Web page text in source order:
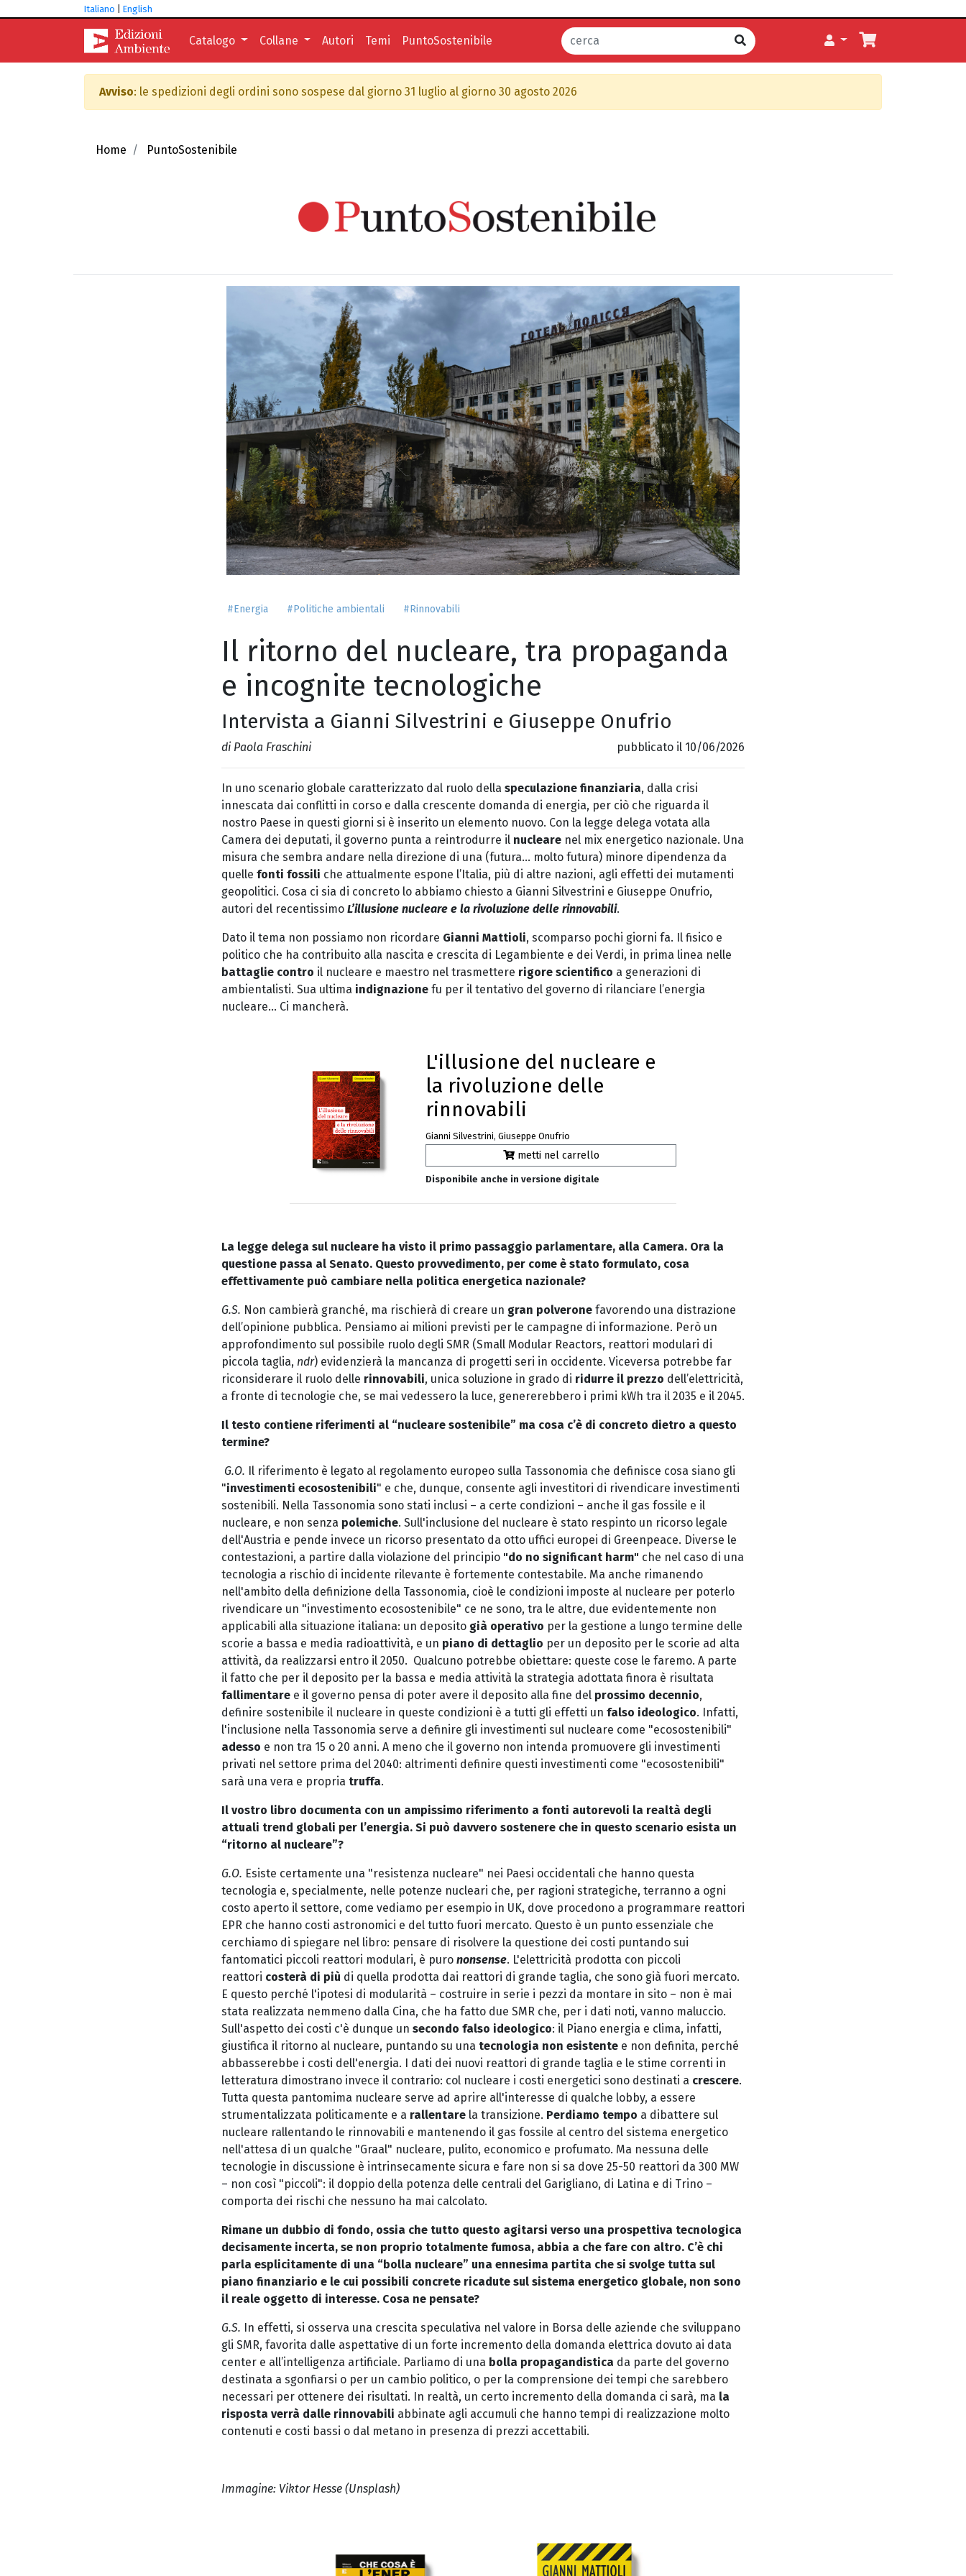
Italiano English
Catalogo Collane Autori Temi PuntoSostenibile
Avviso: le spedizioni degli ordini sono sospese dal giorno 31 luglio al giorno 30 agosto 2026
Home PuntoSostenibile
#Energia #Politiche ambientali #Rinnovabili
Il ritorno del nucleare, tra propaganda
e incognite tecnologiche
Intervista a Gianni Silvestrini e Giuseppe Onufrio
di Paola Fraschini pubblicato il 10/06/2026
In uno scenario globale caratterizzato dal ruolo della speculazione finanziaria, dalla crisi
innescata dai conflitti in corso e dalla crescente domanda di energia, per ciò che riguarda il
nostro Paese in questi giorni si è inserito un elemento nuovo. Con la legge delega votata alla
Camera dei deputati, il governo punta a reintrodurre il nucleare nel mix energetico nazionale. Una
misura che sembra andare nella direzione di una (futura… molto futura) minore dipendenza da
quelle fonti fossili che attualmente espone l’Italia, più di altre nazioni, agli effetti dei mutamenti
geopolitici. Cosa ci sia di concreto lo abbiamo chiesto a Gianni Silvestrini e Giuseppe Onufrio,
autori del recentissimo L’illusione nucleare e la rivoluzione delle rinnovabili.
Dato il tema non possiamo non ricordare Gianni Mattioli, scomparso pochi giorni fa. Il fisico e
politico che ha contribuito alla nascita e crescita di Legambiente e dei Verdi, in prima linea nelle
battaglie contro il nucleare e maestro nel trasmettere rigore scientifico a generazioni di
ambientalisti. Sua ultima indignazione fu per il tentativo del governo di rilanciare l’energia
nucleare… Ci mancherà.
L'illusione del nucleare e
la rivoluzione delle
rinnovabili
Gianni Silvestrini,Giuseppe Onufrio
metti nel carrello
Disponibile anche in versione digitale
La legge delega sul nucleare ha visto il primo passaggio parlamentare, alla Camera. Ora la
questione passa al Senato. Questo provvedimento, per come è stato formulato, cosa
effettivamente può cambiare nella politica energetica nazionale?
G.S. Non cambierà granché, ma rischierà di creare un gran polverone favorendo una distrazione
dell’opinione pubblica. Pensiamo ai milioni previsti per le campagne di informazione. Però un
approfondimento sul possibile ruolo degli SMR (Small Modular Reactors, reattori modulari di
piccola taglia, ndr) evidenzierà la mancanza di progetti seri in occidente. Viceversa potrebbe far
riconsiderare il ruolo delle rinnovabili, unica soluzione in grado di ridurre il prezzo dell’elettricità,
a fronte di tecnologie che, se mai vedessero la luce, genererebbero i primi kWh tra il 2035 e il 2045.
Il testo contiene riferimenti al “nucleare sostenibile” ma cosa c’è di concreto dietro a questo
termine?
G.O. Il riferimento è legato al regolamento europeo sulla Tassonomia che definisce cosa siano gli
"investimenti ecosostenibili" e che, dunque, consente agli investitori di rivendicare investimenti
sostenibili. Nella Tassonomia sono stati inclusi – a certe condizioni – anche il gas fossile e il
nucleare, e non senza polemiche. Sull'inclusione del nucleare è stato respinto un ricorso legale
dell'Austria e pende invece un ricorso presentato da otto uffici europei di Greenpeace. Diverse le
contestazioni, a partire dalla violazione del principio "do no significant harm" che nel caso di una
tecnologia a rischio di incidente rilevante è fortemente contestabile. Ma anche rimanendo
nell'ambito della definizione della Tassonomia, cioè le condizioni imposte al nucleare per poterlo
rivendicare un "investimento ecosostenibile" ce ne sono, tra le altre, due evidentemente non
applicabili alla situazione italiana: un deposito già operativo per la gestione a lungo termine delle
scorie a bassa e media radioattività, e un piano di dettaglio per un deposito per le scorie ad alta
attività, da realizzarsi entro il 2050. Qualcuno potrebbe obiettare: queste cose le faremo. A parte
il fatto che per il deposito per la bassa e media attività la strategia adottata finora è risultata
fallimentare e il governo pensa di poter avere il deposito alla fine del prossimo decennio,
definire sostenibile il nucleare in queste condizioni è a tutti gli effetti un falso ideologico. Infatti,
l'inclusione nella Tassonomia serve a definire gli investimenti sul nucleare come "ecosostenibili"
adesso e non tra 15 o 20 anni. A meno che il governo non intenda promuovere gli investimenti
privati nel settore prima del 2040: altrimenti definire questi investimenti come "ecosostenibili"
sarà una vera e propria truffa.
Il vostro libro documenta con un ampissimo riferimento a fonti autorevoli la realtà degli
attuali trend globali per l’energia. Si può davvero sostenere che in questo scenario esista un
“ritorno al nucleare”?
G.O. Esiste certamente una "resistenza nucleare" nei Paesi occidentali che hanno questa
tecnologia e, specialmente, nelle potenze nucleari che, per ragioni strategiche, terranno a ogni
costo aperto il settore, come vediamo per esempio in UK, dove procedono a programmare reattori
EPR che hanno costi astronomici e del tutto fuori mercato. Questo è un punto essenziale che
cerchiamo di spiegare nel libro: pensare di risolvere la questione dei costi puntando sui
fantomatici piccoli reattori modulari, è puro nonsense. L'elettricità prodotta con piccoli
reattori costerà di più di quella prodotta dai reattori di grande taglia, che sono già fuori mercato.
E questo perché l'ipotesi di modularità – costruire in serie i pezzi da montare in sito – non è mai
stata realizzata nemmeno dalla Cina, che ha fatto due SMR che, per i dati noti, vanno maluccio.
Sull'aspetto dei costi c'è dunque un secondo falso ideologico: il Piano energia e clima, infatti,
giustifica il ritorno al nucleare, puntando su una tecnologia non esistente e non definita, perché
abbasserebbe i costi dell'energia. I dati dei nuovi reattori di grande taglia e le stime correnti in
letteratura dimostrano invece il contrario: col nucleare i costi energetici sono destinati a crescere.
Tutta questa pantomima nucleare serve ad aprire all'interesse di qualche lobby, a essere
strumentalizzata politicamente e a rallentare la transizione. Perdiamo tempo a dibattere sul
nucleare rallentando le rinnovabili e mantenendo il gas fossile al centro del sistema energetico
nell'attesa di un qualche "Graal" nucleare, pulito, economico e profumato. Ma nessuna delle
tecnologie in discussione è intrinsecamente sicura e fare non si sa dove 25-50 reattori da 300 MW
– non così "piccoli": il doppio della potenza delle centrali del Garigliano, di Latina e di Trino –
comporta dei rischi che nessuno ha mai calcolato.
Rimane un dubbio di fondo, ossia che tutto questo agitarsi verso una prospettiva tecnologica
decisamente incerta, se non proprio totalmente fumosa, abbia a che fare con altro. C’è chi
parla esplicitamente di una “bolla nucleare” una ennesima partita che si svolge tutta sul
piano finanziario e le cui possibili concrete ricadute sul sistema energetico globale, non sono
il reale oggetto di interesse. Cosa ne pensate?
G.S. In effetti, si osserva una crescita speculativa nel valore in Borsa delle aziende che sviluppano
gli SMR, favorita dalle aspettative di un forte incremento della domanda elettrica dovuto ai data
center e all’intelligenza artificiale. Parliamo di una bolla propagandistica da parte del governo
destinata a sgonfiarsi o per un cambio politico, o per la comprensione dei tempi che sarebbero
necessari per ottenere dei risultati. In realtà, un certo incremento della domanda ci sarà, ma la
risposta verrà dalle rinnovabili abbinate agli accumuli che hanno tempi di realizzazione molto
contenuti e costi bassi o dal metano in presenza di prezzi accettabili.
Immagine: Viktor Hesse (Unsplash)